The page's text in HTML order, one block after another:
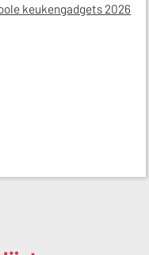
keukengadgets 2026